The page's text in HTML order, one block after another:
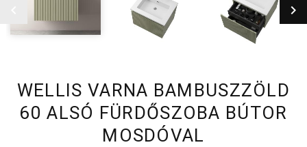
WELLIS VARNA BAMBUSZZÖLD
60 ALSÓ FÜRDŐSZOBA BÚTOR
MOSDÓVAL